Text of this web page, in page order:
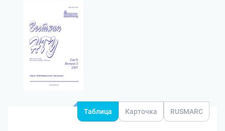
Таблица Карточка RUSMARC